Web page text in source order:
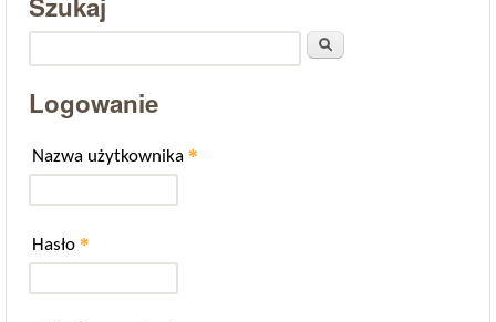
Szukaj
Logowanie
Nazwa użytkownika *
Hasło *